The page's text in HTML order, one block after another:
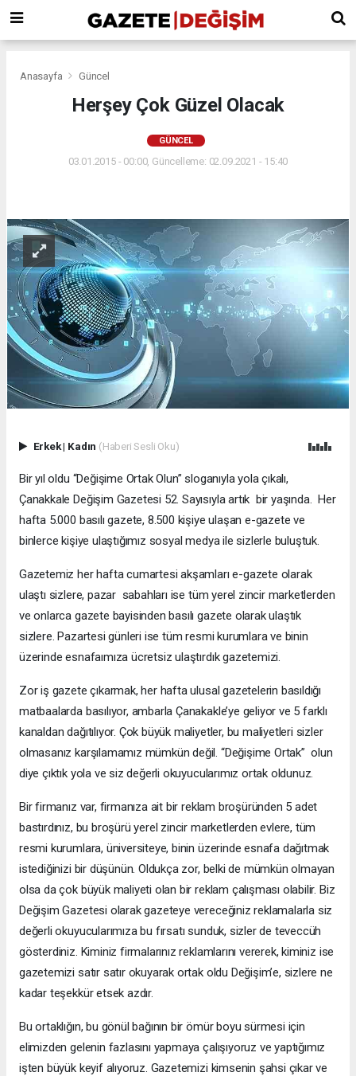
Anasayfa Güncel
Herşey Çok Güzel Olacak
GÜNCEL
03.01.2015 - 00:00, Güncelleme: 02.09.2021 - 15:40
Erkek| Kadın (Haberi Sesli Oku)
Bir yıl oldu “Değişime Ortak Olun” sloganıyla yola çıkalı,
Çanakkale Değişim Gazetesi 52. Sayısıyla artık bir yaşında. Her
hafta 5.000 basılı gazete, 8.500 kişiye ulaşan e-gazete ve
binlerce kişiye ulaştığımız sosyal medya ile sizlerle buluştuk.
Gazetemiz her hafta cumartesi akşamları e-gazete olarak
ulaştı sizlere, pazar sabahları ise tüm yerel zincir marketlerden
ve onlarca gazete bayisinden basılı gazete olarak ulaştık
sizlere. Pazartesi günleri ise tüm resmi kurumlara ve binin
üzerinde esnafaımıza ücretsiz ulaştırdık gazetemizi.
Zor iş gazete çıkarmak, her hafta ulusal gazetelerin basıldığı
matbaalarda basılıyor, ambarla Çanakakle’ye geliyor ve 5 farklı
kanaldan dağıtılıyor. Çok büyük maliyetler, bu maliyetleri sizler
olmasanız karşılamamız mümkün değil. “Değişime Ortak” olun
diye çıktık yola ve siz değerli okuyucularımız ortak oldunuz.
Bir firmanız var, firmanıza ait bir reklam broşüründen 5 adet
bastırdınız, bu broşürü yerel zincir marketlerden evlere, tüm
resmi kurumlara, üniversiteye, binin üzerinde esnafa dağıtmak
istediğinizi bir düşünün. Oldukça zor, belki de mümkün olmayan
olsa da çok büyük maliyeti olan bir reklam çalışması olabilir. Biz
Değişim Gazetesi olarak gazeteye vereceğiniz reklamalarla siz
değerli okuyucularımıza bu fırsatı sunduk, sizler de teveccüh
gösterdiniz. Kiminiz firmalarınız reklamlarını vererek, kiminiz ise
gazetemizi satır satır okuyarak ortak oldu Değişim’e, sizlere ne
kadar teşekkür etsek azdır.
Bu ortaklığın, bu gönül bağının bir ömür boyu sürmesi için
elimizden gelenin fazlasını yapmaya çalışıyoruz ve yaptığımız
işten büyük keyif alıyoruz. Gazetemizi kimsenin şahsi çıkar ve